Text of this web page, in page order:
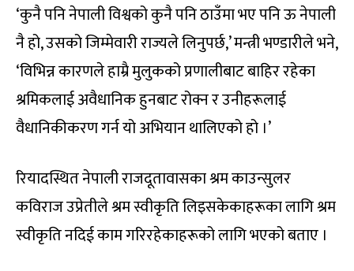
‘कुनै पनि नेपाली विश्वको कुनै पनि ठाउँमा भए पनि ऊ नेपाली
नै हो, उसको जिम्मेवारी राज्यले लिनुपर्छ,’ मन्त्री भण्डारीले भने,
‘विभिन्न कारणले हाम्रै मुलुकको प्रणालीबाट बाहिर रहेका
श्रमिकलाई अवैधानिक हुनबाट रोक्न र उनीहरूलाई
वैधानिकीकरण गर्न यो अभियान थालिएको हो ।’
रियादस्थित नेपाली राजदूतावासका श्रम काउन्सुलर
कविराज उप्रेतीले श्रम स्वीकृति लिइसकेकाहरूका लागि श्रम
स्वीकृति नदिई काम गरिरहेकाहरूको लागि भएको बताए ।